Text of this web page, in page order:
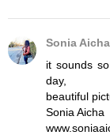
Sonia Aicha
it sounds
day,
beautiful
Sonia Aicha